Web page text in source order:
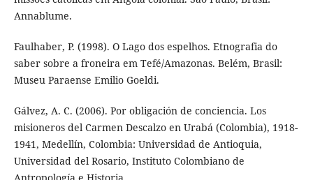
Annablume.
Faulhaber, P. (1998). O Lago dos espelhos. Etnografia do
saber sobre a froneira em Tefé/Amazonas. Belém, Brasil:
Museu Paraense Emilio Goeldi.
Gálvez, A. C. (2006). Por obligación de conciencia. Los
misioneros del Carmen Descalzo en Urabá (Colombia), 1918-
1941, Medellín, Colombia: Universidad de Antioquia,
Universidad del Rosario, Instituto Colombiano de
Antropología e Historia.